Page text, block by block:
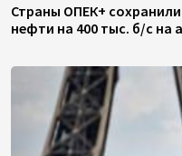
Страны ОПЕК+
нефти на 400 тыс. б/с на